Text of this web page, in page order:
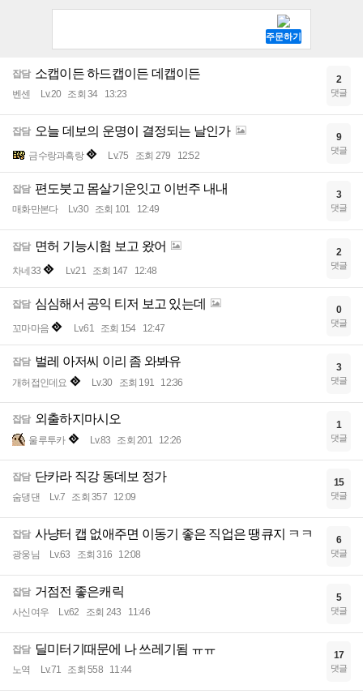
잡담 소캡이든 하드캡이든 데캡이든
벤센 Lv.20 조회 34 13:23
2
댓글
잡담 오늘 데보의 운명이 결정되는 날인가
금수랑과흑랑 Lv.75 조회 279 12:52
9
댓글
잡담 편도붓고 몸살기운잇고 이번주 내내
매화만본다 Lv.30 조회 101 12:49
3
댓글
잡담 면허 기능시험 보고 왔어
차네33 Lv.21 조회 147 12:48
2
댓글
잡담 심심해서 공익 티저 보고 있는데
꼬마마음 Lv.61 조회 154 12:47
0
댓글
잡담 벌레 아저씨 이리 좀 와봐유
개허접인데요 Lv.30 조회 191 12:36
3
댓글
잡담 외출하지마시오
울루투카 Lv.83 조회 201 12:26
1
댓글
잡담 단카라 직강 동데보 정가
숨댕댄 Lv.7 조회 357 12:09
15
댓글
잡담 사냥터 캡 없애주면 이동기 좋은 직업은 땡큐지 ㅋㅋ
광웅님 Lv.63 조회 316 12:08
6
댓글
잡담 거점전 좋은캐릭
사신여우 Lv.62 조회 243 11:46
5
댓글
잡담 딜미터기때문에 나 쓰레기됨 ㅠㅠ
노역 Lv.71 조회 558 11:44
17
댓글